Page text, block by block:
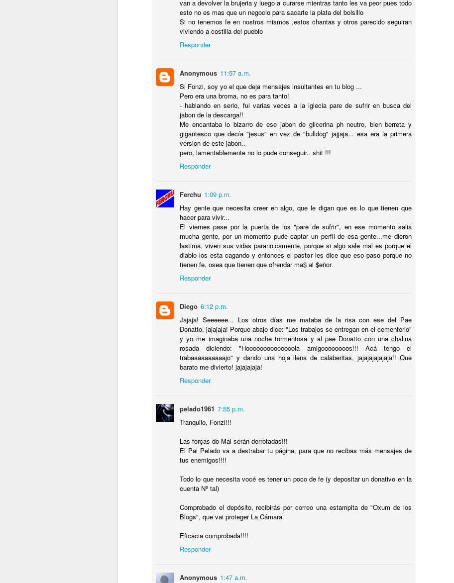
van a devolver la brujeria y luego a curarse mientras tanto les va peor pues todo
esto no es mas que un negocio para sacarte la plata del bolsillo
Si no tenemos fe en nostros mismos ,estos chantas y otros parecido seguiran
viviendo a costilla del pueblo
Responder
Anonymous 11:57 a.m.
Si Fonzi, soy yo el que deja mensajes insultantes en tu blog ...
Pero era una broma, no es para tanto!
- hablando en serio, fui varias veces a la iglecia pare de sufrir en busca del
jabon de la descarga!!
Me encantaba lo bizarro de ese jabon de glicerina ph neutro, bien berreta y
gigantesco que decía "jesus" en vez de "bulldog" jajjaja... esa era la primera
version de este jabon..
pero, lamentablemente no lo pude conseguir.. shit !!!
Responder
Ferchu 1:09 p.m.
Hay gente que necesita creer en algo, que le digan que es lo que tienen que
hacer para vivir...
El viernes pase por la puerta de los "pare de sufrir", en ese momento salia
mucha gente, por un momento pude captar un perfil de esa gente...me dieron
lastima, viven sus vidas paranoicamente, porque si algo sale mal es porque el
diablo los esta cagando y entonces el pastor les dice que eso paso porque no
tienen fe, osea que tienen que ofrendar ma$ al $eñor
Responder
Diego 6:12 p.m.
Jajaja! Seeeeee... Los otros días me mataba de la risa con ese del Pae
Donatto, jajajaja! Porque abajo dice: "Los trabajos se entregan en el cementerio"
y yo me imaginaba una noche tormentosa y al pae Donatto con una chalina
rosada diciendo: "Hoooooooooooooola amigoooooooos!!! Acá tengo el
trabaaaaaaaaaajo" y dando una hoja llena de calaberitas, jajajajajajaja!! Que
barato me divierto! jajajajaja!
Responder
pelado1961 7:55 p.m.
Tranquilo, Fonzi!!!
Las forças do Mal serán derrotadas!!!
El Pai Pelado va a destrabar tu página, para que no recibas más mensajes de
tus enemigos!!!!
Todo lo que necesita vocé es tener un poco de fe (y depositar un donativo en la
cuenta Nº tal)
Comprobado el depósito, recibirás por correo una estampita de "Oxum de los
Blogs", que vai proteger La Cámara.
Eficacia comprobada!!!!
Responder
Anonymous 1:47 a.m.
Cuenta la leyenda que en el barrio VILLA DEL PARQUE de la ciudad de
BUENOS AIRES existe UN CASTILLO EMBRUJADO por un
TERRIBLE ACCIDENTE QUE LO DEJÓ MARCADO DE POR VIDA. EN
12
TITANIC 100 OBJETOS VALIOSOS
RECUPERADOS DEL NAUFRAGIO
TITANIC 100 OBJETOS VALIOSOS RECUPERADOS DEL
NAUFRAGIO
Luego de ubicado el naufragio del TITANIC fueron cientos los objetos
recuperados. Muchos de ellos fueron a subasta Y SE VENDIERON
POR MILLONES DE EUROS. En el video te muestro los más CAROS
JUL
CONSERVADOS están en ITALIA !!
PAESTUM, los templos griegos MEJOR CONSERVADOS están en
ITALIA
Cualquiera pensaría que los TEMPLOS GRIEGOS MEJOR
CONSERVADOS están en Grecia. Pues no, ESTÁN EN ITALIA, MÁS
PRECISAMENTE en PAESTUM. Y hasta te dejan VISITARLOS POR
.JUL
12
INCREÍBLE !
Tiene UN LEÓN en el JARDÍN DE LA CASA, INCREÍBLE !
PENSÉ QUE ME TOMABA EL PELO cuando me dijo que TENÍA UN
LEÓN EN LA CASA.
JUL
MISIL EXOCET SOBRE UNA CAMIONETA en MONTEVIDEO !
PENSÉ QUE ESTABA ALUCINANDO, PERO NO, ERA UN MISIL
EXOCET sobre el techo de una camioneta transitando por las calles de
MONTEVIDEO ! DE LOCOS !! VEAN LAS FOTOS !!
JUL
El CHORIPÁN TIENE SU MONUMENTO !! SABÉS